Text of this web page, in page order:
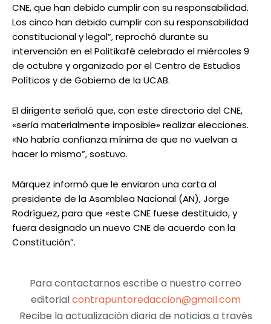
CNE, que han debido cumplir con su responsabilidad.
Los cinco han debido cumplir con su responsabilidad
constitucional y legal”, reprochó durante su
intervención en el Politikafé celebrado el miércoles 9
de octubre y organizado por el Centro de Estudios
Políticos y de Gobierno de la UCAB.
El dirigente señaló que, con este directorio del CNE,
«sería materialmente imposible» realizar elecciones.
«No habría confianza mínima de que no vuelvan a
hacer lo mismo”, sostuvo.
Márquez informó que le enviaron una carta al
presidente de la Asamblea Nacional (AN), Jorge
Rodríguez, para que «este CNE fuese destituido, y
fuera designado un nuevo CNE de acuerdo con la
Constitución”.
Para contactarnos escribe a nuestro correo
editorialcontrapuntoredaccion@gmail.com
Recibe la actualización diaria de noticias a través